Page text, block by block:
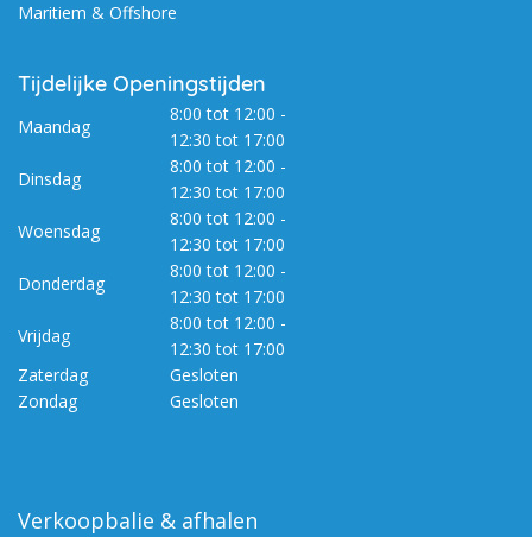
Maritiem & Offshore
Tijdelijke Openingstijden
Maandag
8:00 tot 12:00 -
12:30 tot 17:00
Dinsdag
8:00 tot 12:00 -
12:30 tot 17:00
Woensdag
8:00 tot 12:00 -
12:30 tot 17:00
Donderdag
8:00 tot 12:00 -
12:30 tot 17:00
Vrijdag
8:00 tot 12:00 -
12:30 tot 17:00
Zaterdag
Gesloten
Zondag
Gesloten
Verkoopbalie & afhalen